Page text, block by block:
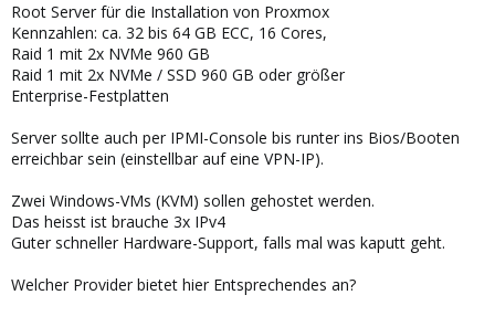
Root Server für die Installation von Proxmox
Kennzahlen: ca. 32 bis 64 GB ECC, 16 Cores,
Raid 1 mit 2x NVMe 960 GB
Raid 1 mit 2x NVMe / SSD 960 GB oder größer
Enterprise-Festplatten
Server sollte auch per IPMI-Console bis runter ins Bios/Booten
erreichbar sein (einstellbar auf eine VPN-IP).
Zwei Windows-VMs (KVM) sollen gehostet werden.
Das heisst ist brauche 3x IPv4
Guter schneller Hardware-Support, falls mal was kaputt geht.
Welcher Provider bietet hier Entsprechendes an?